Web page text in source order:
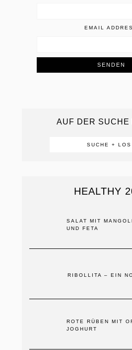
EMAIL
AUF DER
HEALTHY
SALAT MIT
UND FETA
RIBOLLITA – EIN
ROTE RÜBEN MIT
JOGHURT